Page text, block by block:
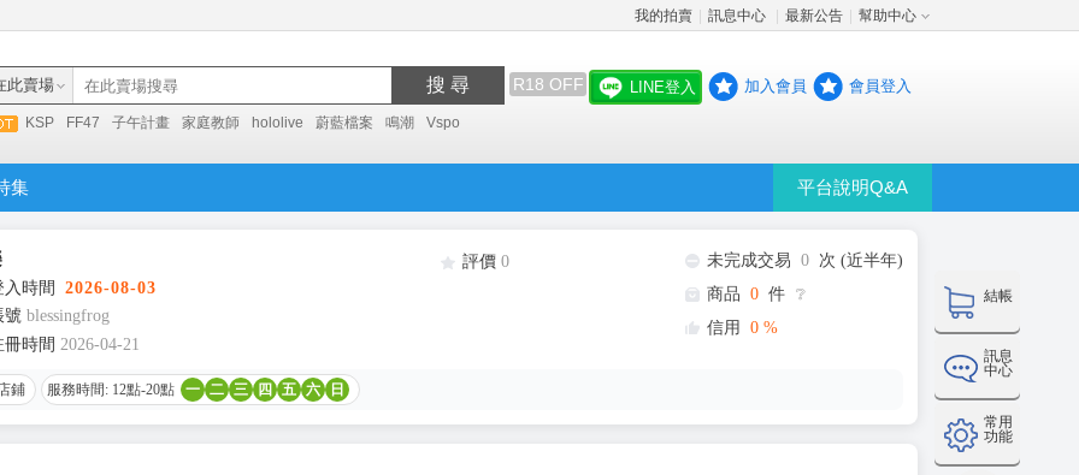
我的拍賣 訊息中心 最新公告 幫助中心
此賣場 搜 尋 R18 OFF
KSP FF47 子午計畫 家庭教師 hololive 蔚藍檔案 鳴潮 Vspo
LINE登入 加入會員 會員登入
集 平台說明Q&A
結帳
訊息
中心
常用
功能
時間
2026-08-03
號 blessingfrog
時間 2026-04-21
評價 0 未完成交易 0 次 (近半年)
商品 0 件 ❔
信用
0 %
鋪 服務時間: 12點-20點 一 二 三 四 五 六 日